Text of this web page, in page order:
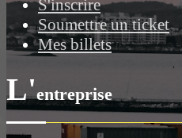
S'inscrire
Soumettre un ticket
Mes billets
L'entreprise